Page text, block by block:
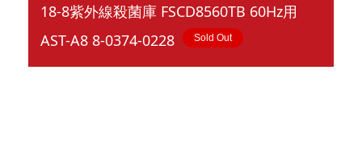
18-8紫外線殺菌庫 FSCD8560TB 60Hz用
AST-A8 8-0374-0228
Sold Out